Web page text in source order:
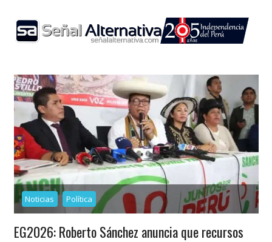
content
Noticias Política
EG2026: Roberto Sánchez anuncia que recursos